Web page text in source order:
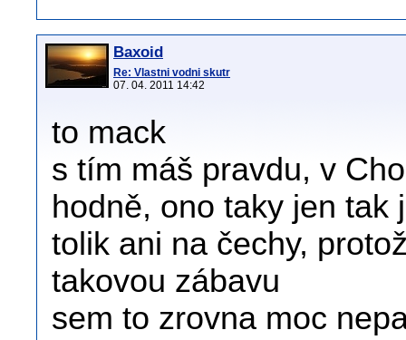
Baxoid
Re: Vlastni vodni skutr
07. 04. 2011 14:42
to mack
s tím máš pravdu, v
hodně, ono taky jen
tolik ani na čechy,
takovou zábavu
sem to zrovna moc